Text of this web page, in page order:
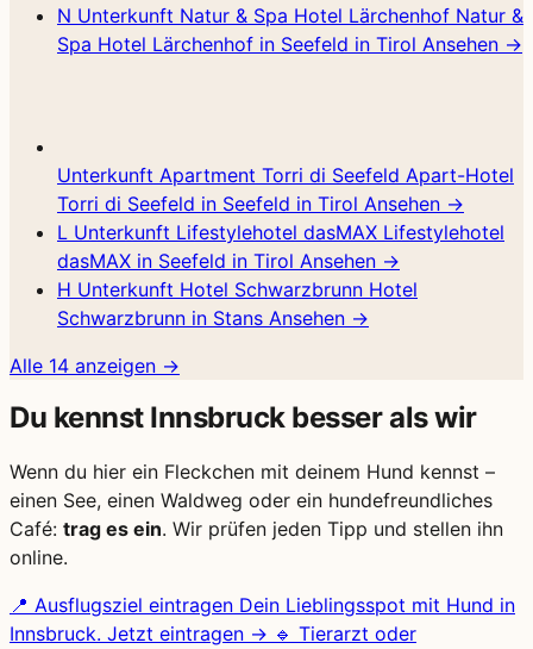
N Unterkunft Natur & Spa Hotel Lärchenhof Natur &
Spa Hotel Lärchenhof in Seefeld in Tirol Ansehen →
Unterkunft Apartment Torri di Seefeld Apart-Hotel
Torri di Seefeld in Seefeld in Tirol Ansehen →
L Unterkunft Lifestylehotel dasMAX Lifestylehotel
dasMAX in Seefeld in Tirol Ansehen →
H Unterkunft Hotel Schwarzbrunn Hotel
Schwarzbrunn in Stans Ansehen →
Alle 14 anzeigen →
Du kennst Innsbruck besser als wir
Wenn du hier ein Fleckchen mit deinem Hund kennst –
einen See, einen Waldweg oder ein hundefreundliches
Café: trag es ein. Wir prüfen jeden Tipp und stellen ihn
online.
📍 Ausflugsziel eintragen Dein Lieblingsspot mit Hund in
Innsbruck. Jetzt eintragen → 🔹 Tierarzt oder